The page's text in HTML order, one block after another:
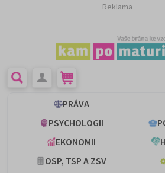
Reklama
PRÁVA
PSYCHOLOGII
EKONOMII
OSP, TSP A ZSV